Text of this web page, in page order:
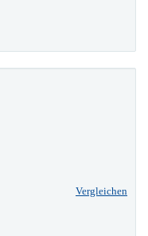
Vergleichen